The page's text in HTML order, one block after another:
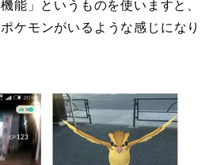
能」というものを使いますと、
ケモンがいるような感じになり